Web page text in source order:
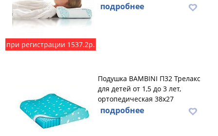
при регистрации 1537.2р.
подробнее
Подушка BAMBINI П32 Трелакс
для детей от 1,5 до 3 лет,
ортопедическая 38х27
подробнее